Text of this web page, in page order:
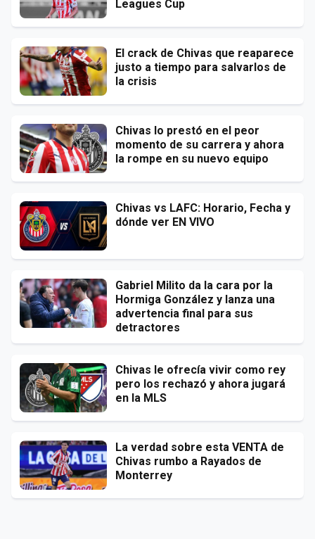
Leagues Cup
El crack de Chivas que reaparece
justo a tiempo para salvarlos de
la crisis
Chivas lo prestó en el peor
momento de su carrera y ahora
la rompe en su nuevo equipo
Chivas vs LAFC: Horario, Fecha y
dónde ver EN VIVO
Gabriel Milito da la cara por la
Hormiga González y lanza una
advertencia final para sus
detractores
Chivas le ofrecía vivir como rey
pero los rechazó y ahora jugará
en la MLS
La verdad sobre esta VENTA de
Chivas rumbo a Rayados de
Monterrey